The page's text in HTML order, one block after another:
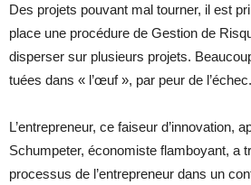
Des projets pouvant mal tourner, il est
place une procédure de Gestion de
disperser sur plusieurs projets.
tuées dans « l’œuf », par peur de l’échec.
L’entrepreneur, ce faiseur d’innovation,
Schumpeter, économiste flamboyant, a
processus de l’entrepreneur dans un